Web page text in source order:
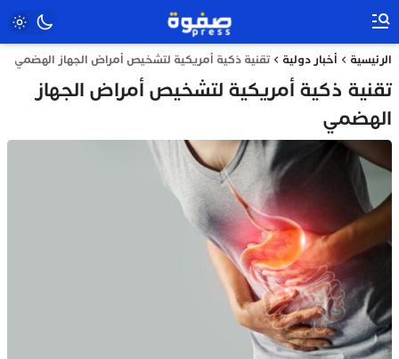
الرئيسية أخبار دولية تقنية ذكية أمريكية لتشخيص أمراض الجهاز الهضمي
تقنية ذكية أمريكية لتشخيص أمراض الجهاز
الهضمي